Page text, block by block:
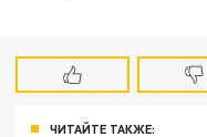
ЧИТАЙТЕ ТАКЖЕ: